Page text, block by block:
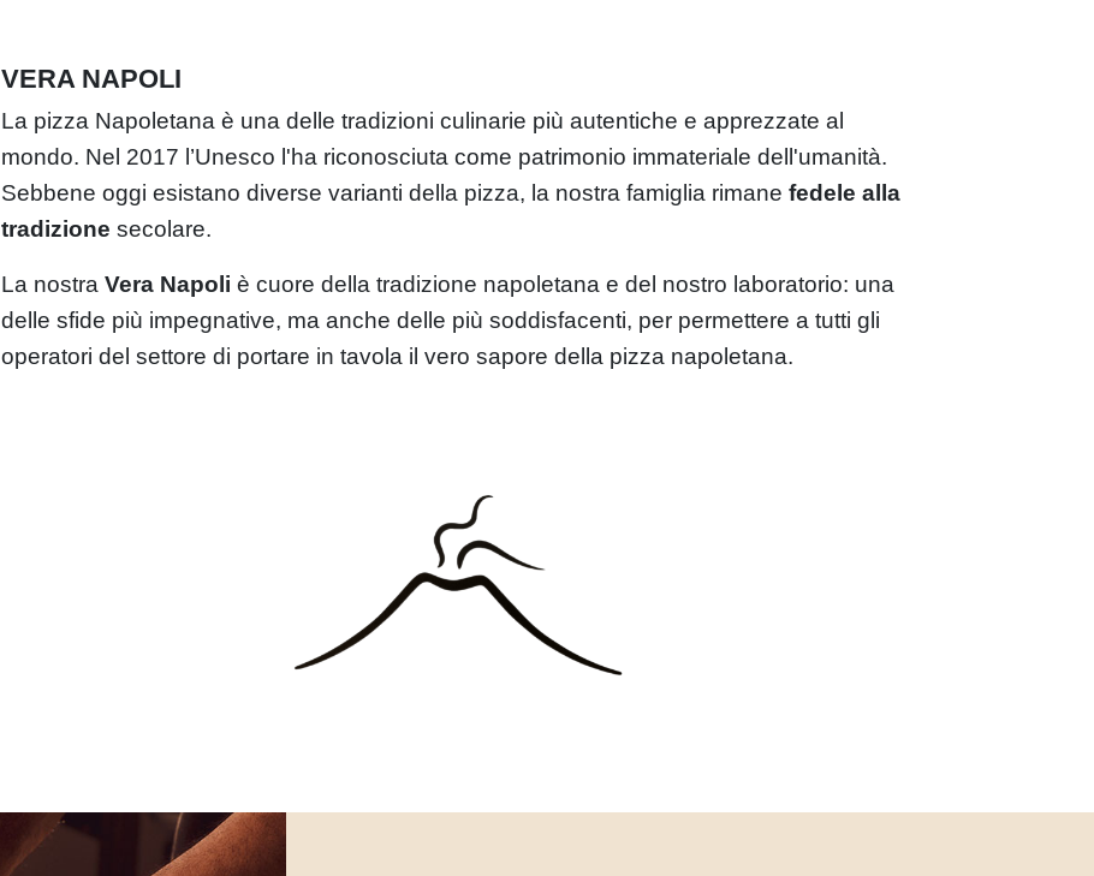
VERA NAPOLI
La pizza Napoletana è una delle tradizioni culinarie più autentiche e apprezzate al
mondo. Nel 2017 l’Unesco l'ha riconosciuta come patrimonio immateriale dell'umanità.
Sebbene oggi esistano diverse varianti della pizza, la nostra famiglia rimane fedele alla
tradizione secolare.
La nostra Vera Napoli è cuore della tradizione napoletana e del nostro laboratorio: una
delle sfide più impegnative, ma anche delle più soddisfacenti, per permettere a tutti gli
operatori del settore di portare in tavola il vero sapore della pizza napoletana.